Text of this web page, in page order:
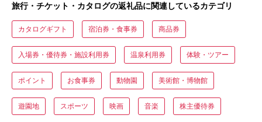
旅行・チケット・カタログの返礼品に関連しているカテゴリ
カタログギフト 宿泊券・食事券 商品券
入場券・優待券・施設利用券 温泉利用券 体験・ツアー
ポイント お食事券 動物園 美術館・博物館
遊園地 スポーツ 映画 音楽 株主優待券